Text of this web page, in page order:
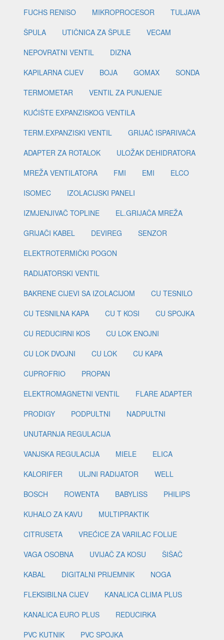
FUCHS RENISO MIKROPROCESOR
TULJAVA
ŠPULA
UTIČNICA ZA ŠPULE
VECAM
NEPOVRATNI VENTIL
DIZNA
KAPILARNA CIJEV
BOJA GOMAX
SONDA
TERMOMETAR
VENTIL ZA PUNJENJE
KUĆIŠTE EXPANZISKOG VENTILA
TERM.EXPANZISKI VENTIL
GRIJAČ ISPARIVAČA
ADAPTER ZA ROTALOK
ULOŽAK DEHIDRATORA
MREŽA VENTILATORA
FMI EMI
ELCO
ISOMEC
IZOLACIJSKI PANELI
IZMJENJIVAČ TOPLINE
EL.GRIJAČA MREŽA
GRIJAČI KABEL
DEVIREG
SENZOR
ELEKTROTERMIČKI POGON
RADIJATORSKI VENTIL
BAKRENE CIJEVI SA IZOLACIJOM
CU TESNILO
CU TESNILNA KAPA
CU T KOSI
CU SPOJKA
CU REDUCIRNI KOS
CU LOK ENOJNI
CU LOK DVOJNI
CU LOK
CU KAPA
CUPROFRIO
PROPAN
ELEKTROMAGNETNI VENTIL
FLARE ADAPTER
PRODIGY
PODPULTNI
NADPULTNI
UNUTARNJA REGULACIJA
VANJSKA REGULACIJA
MIELE
ELICA
KALORIFER
ULJNI RADIJATOR
WELL
BOSCH
ROWENTA BABYLISS
PHILIPS
KUHALO ZA KAVU
MULTIPRAKTIK
CITRUSETA
VREĆICE ZA VARILAC FOLIJE
VAGA OSOBNA
UVIJAČ ZA KOSU
ŠIŠAČ
KABAL
DIGITALNI PRIJEMNIK
NOGA
FLEKSIBILNA CIJEV
KANALICA CLIMA PLUS
KANALICA EURO PLUS
REDUCIRKA
PVC KUTNIK
PVC SPOJKA